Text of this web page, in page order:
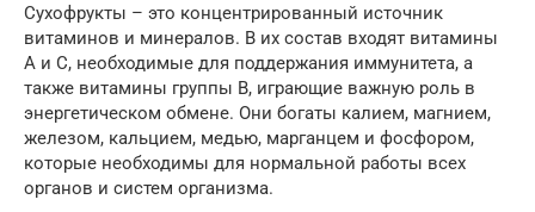
Сухофрукты – это концентрированный источник
витаминов и минералов. В их состав входят витамины
А и С, необходимые для поддержания иммунитета, а
также витамины группы B, играющие важную роль в
энергетическом обмене. Они богаты калием, магнием,
железом, кальцием, медью, марганцем и фосфором,
которые необходимы для нормальной работы всех
органов и систем организма.